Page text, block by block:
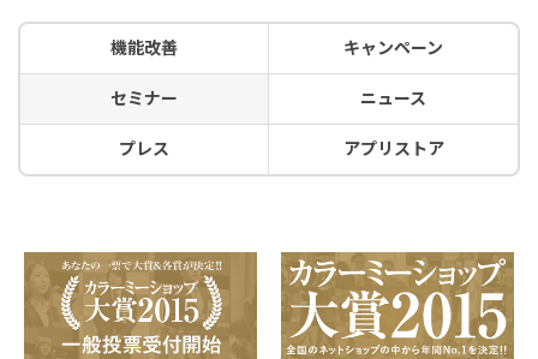
機能改善 キャンペーン
セミナー ニュース
プレス アプリストア